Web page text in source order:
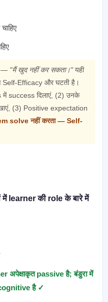
— "मैं खुद नहीं कर सकता।"यही
Efficacy और घटती है।
success दिलाएं, (2) उनके
(3) Positive expectation
solve नहीं करता — Self-
में learner की role के बारे में
अपेक्षाकृत passive है; बंडुरा में
है ✓